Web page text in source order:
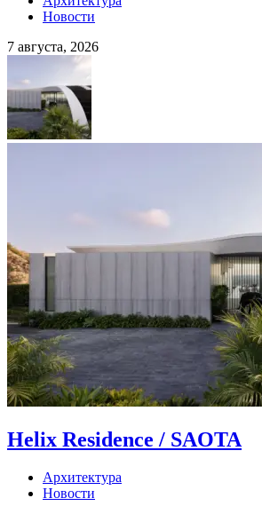
Новости
7 августа, 2026
Helix Residence / SAOTA
Архитектура
Новости